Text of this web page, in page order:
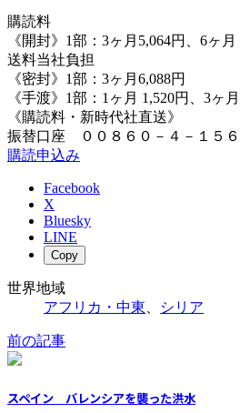
購読料
《開封》1部：3ヶ月5,064円、6ヶ
送料当社負担
《密封》1部：3ヶ月6,088円
《手渡》1部：1ヶ月 1,520円、3ヶ
《購読料・新時代社直送》
振替口座 ００８６０－４－１５
購読申込み
Facebook
X
Bluesky
LINE
Copy
世界地域
アフリカ・中東
シリア
前の記事
スペイン バレンシアを襲った洪水